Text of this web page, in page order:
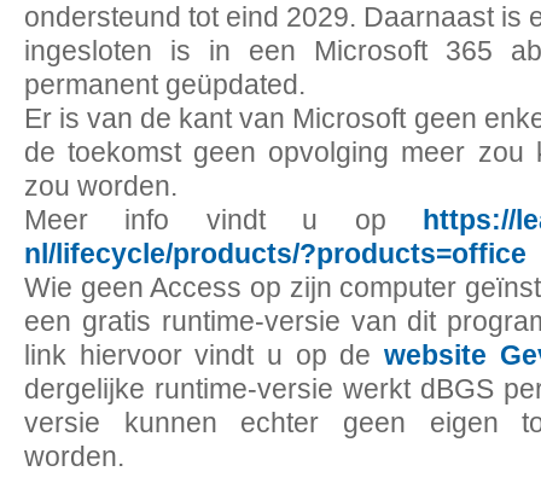
ondersteund tot eind 2029. Daarnaast is
ingesloten is in een Microsoft 365
permanent geüpdated.
Er is van de kant van Microsoft geen
de toekomst geen opvolging meer zou
zou worden.
Meer info vindt u op https://
nl/lifecycle/products/?products=office
Wie geen Access op zijn computer
een gratis runtime-versie van dit
link hiervoor vindt u op de website
dergelijke runtime-versie werkt dBGS
versie kunnen echter geen eigen
worden.